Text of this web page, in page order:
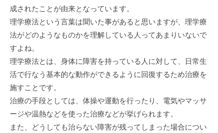
成されたことが由来となっています。
理学療法という言葉は聞いた事があると思いますが、理学療
法がどのようなものかを理解している人ってあまりいないで
すよね。
理学療法とは、身体に障害を持っている人に対して、日常生
活で行なう基本的な動作ができるように回復するため治療を
施すことです。
治療の手段としては、体操や運動を行ったり、電気やマッサ
ージや温熱などを使った治療などが挙げられます。
また、どうしても治らない障害が残ってしまった場合につい